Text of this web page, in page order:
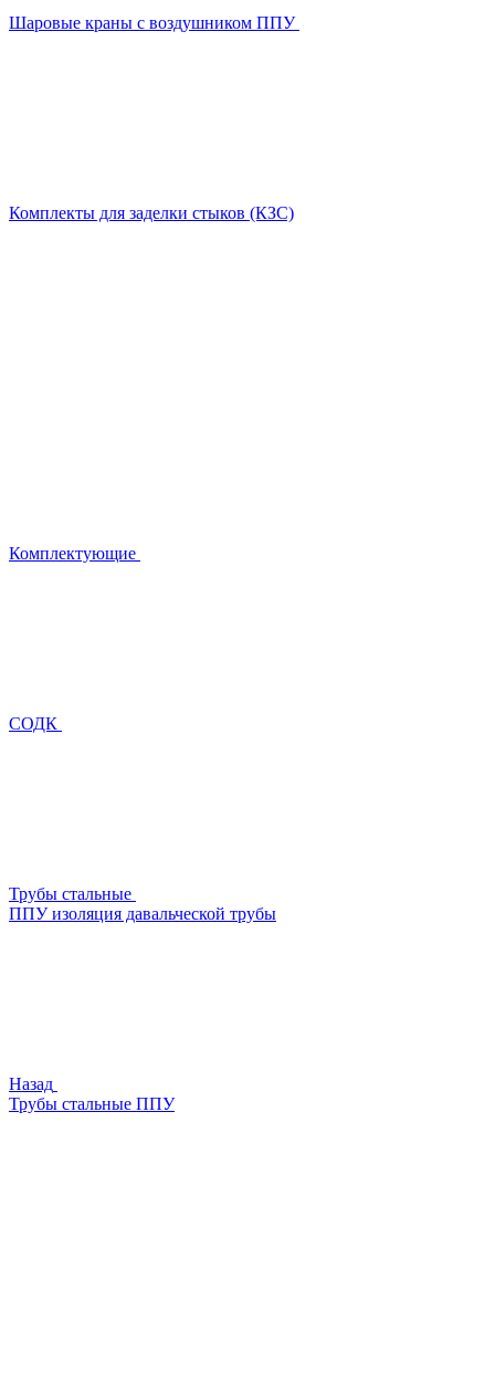
Шаровые краны с воздушником ППУ
Комплекты для заделки стыков (КЗС)
Комплектующие
СОДК
Трубы стальные
ППУ изоляция давальческой трубы
Назад
Трубы стальные ППУ